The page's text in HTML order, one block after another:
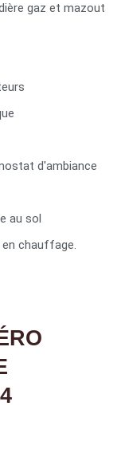
gaz et mazout
d'ambiance
au sol
chauffage.